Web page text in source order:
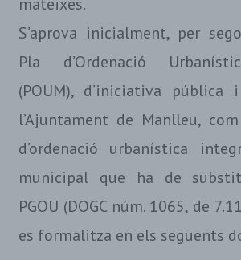
S’aprova inicialment, per
Pla d’Ordenació
(POUM), d’iniciativa
l’Ajuntament de Manlleu,
d’ordenació urbanística
municipal que ha de
PGOU (DOGC núm. 1065, de
es formalitza en els següents